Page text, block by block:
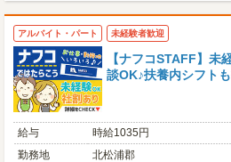
アルバイト・パート 未経験者歓迎
【ナフコSTAFF】未
談OK♪扶養内シフト
給与
時給1035円
勤務地
北松浦郡